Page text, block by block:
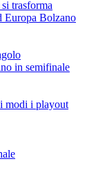
trasforma
Europa Bolzano
in semifinale
modi i playout